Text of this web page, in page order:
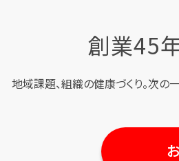
創業45
地域課題、組織の健康づくり。次の